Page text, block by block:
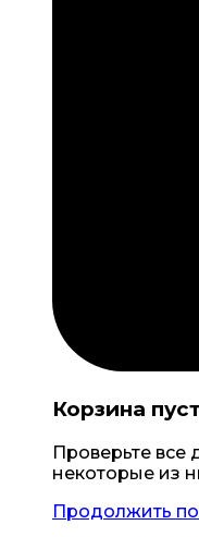
Корзина
Проверьте все
некоторые из
Продолжить